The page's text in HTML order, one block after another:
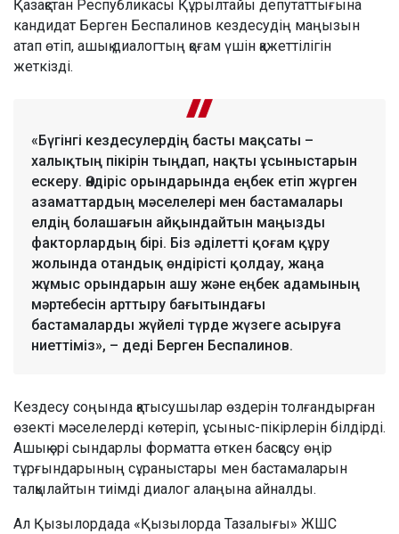
Қазақстан Республикасы Құрылтайы депутаттығына
кандидат Берген Беспалинов кездесудің маңызын
атап өтіп, ашық диалогтың қоғам үшін қажеттілігін
жеткізді.
«Бүгінгі кездесулердің басты мақсаты –
халықтың пікірін тыңдап, нақты ұсыныстарын
ескеру. Өндіріс орындарында еңбек етіп жүрген
азаматтардың мәселелері мен бастамалары
елдің болашағын айқындайтын маңызды
факторлардың бірі. Біз әділетті қоғам құру
жолында отандық өндірісті қолдау, жаңа
жұмыс орындарын ашу және еңбек адамының
мәртебесін арттыру бағытындағы
бастамаларды жүйелі түрде жүзеге асыруға
ниеттіміз», – деді Берген Беспалинов.
Кездесу соңында қатысушылар өздерін толғандырған
өзекті мәселелерді көтеріп, ұсыныс-пікірлерін білдірді.
Ашық әрі сындарлы форматта өткен басқосу өңір
тұрғындарының сұраныстары мен бастамаларын
талқылайтын тиімді диалог алаңына айналды.
Ал Қызылордада «Қызылорда Тазалығы» ЖШС